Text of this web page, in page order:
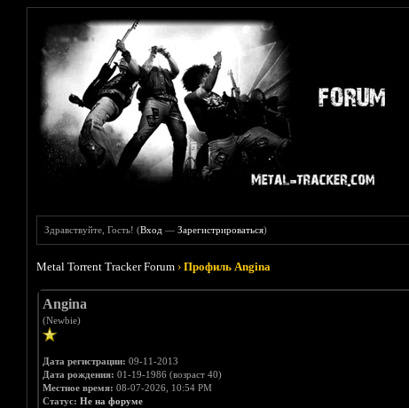
Здравствуйте, Гость! (Вход —Зарегистрироваться)
Metal Torrent Tracker Forum ›Профиль Angina
Angina
(Newbie)
Дата регистрации: 09-11-2013
Дата рождения: 01-19-1986 (возраст 40)
Местное время: 08-07-2026, 10:54 PM
Статус: Не на форуме